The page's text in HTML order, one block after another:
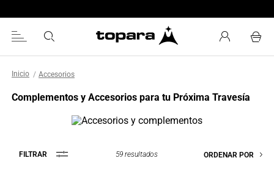
Accesorios
Complementos y Accesorios para tu Próxima Travesía
FILTRAR 59resultados ORDENAR POR